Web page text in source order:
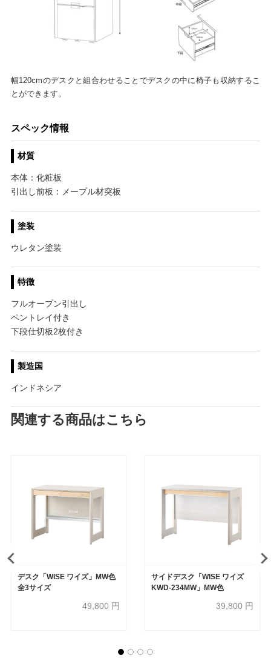
幅120cmのデスクと組合わせることでデスクの中に椅子も収納するこ
とができます。
スペック情報
材質
本体：化粧板
引出し前板：メープル材突板
塗装
ウレタン塗装
特徴
フルオープン引出し
ペントレイ付き
下段仕切板2枚付き
製造国
インドネシア
関連する商品はこちら
デスク「WISE ワイズ」MW色
全3サイズ
49,800 円
サイドデスク「WISE ワイズ
KWD-234MW」MW色
39,800 円